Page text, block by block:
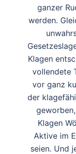
ganzer
werden.
Klagen
vollendete
vor ganz
der
Klagen
Aktive im
seien. Und